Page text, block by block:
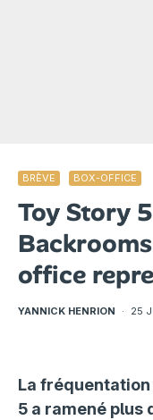
BRÈVE BOX-OFFICE
Toy Story
office
YANNICK HENRION · 25
La fréquentation
5 a ramené plus